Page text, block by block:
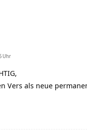
Uhr
Vers als neue